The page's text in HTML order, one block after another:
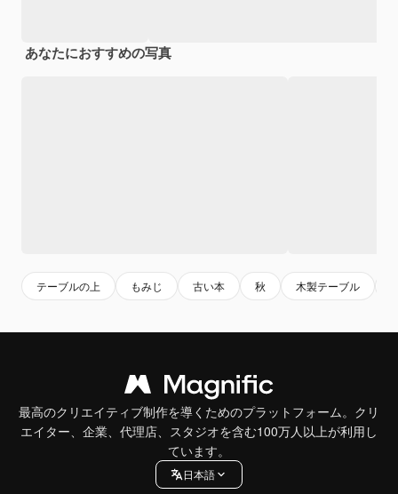
あなたにおすすめの写真
テーブルの上 もみじ 古い本 秋 木製テーブル
最高のクリエイティブ制作を導くためのプラットフォーム。クリ
エイター、企業、代理店、スタジオを含む100万人以上が利用し
ています。
日本語